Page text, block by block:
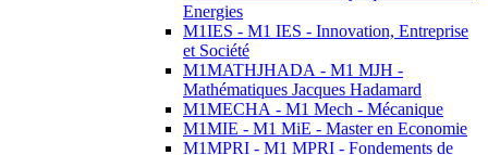
Energies
M1IES - M1 IES - Innovation, Entreprise
et Société
M1MATHJHADA - M1 MJH -
Mathématiques Jacques Hadamard
M1MECHA - M1 Mech - Mécanique
M1MIE - M1 MiE - Master en Economie
M1MPRI - M1 MPRI - Fondements de